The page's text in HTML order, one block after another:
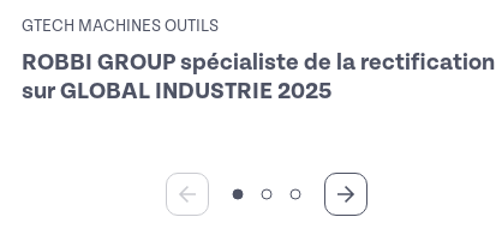
GTECH MACHINES OUTILS
ROBBI GROUP spécialiste de la rectification
sur GLOBAL INDUSTRIE 2025